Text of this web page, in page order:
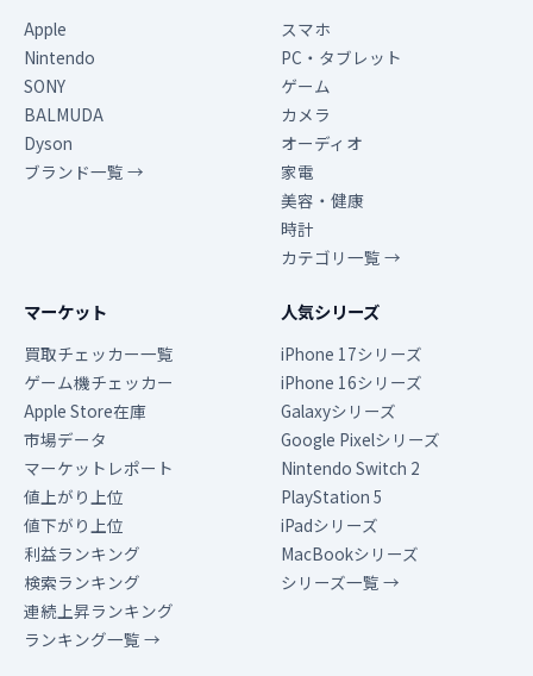
Apple
Nintendo
SONY
BALMUDA
Dyson
ブランド一覧 →
スマホ
PC・タブレット
ゲーム
カメラ
オーディオ
家電
美容・健康
時計
カテゴリ一覧 →
マーケット
買取チェッカー一覧
ゲーム機チェッカー
Apple Store在庫
市場データ
マーケットレポート
値上がり上位
値下がり上位
利益ランキング
検索ランキング
連続上昇ランキング
ランキング一覧 →
人気シリーズ
iPhone 17シリーズ
iPhone 16シリーズ
Galaxyシリーズ
Google Pixelシリーズ
Nintendo Switch 2
PlayStation 5
iPadシリーズ
MacBookシリーズ
シリーズ一覧 →